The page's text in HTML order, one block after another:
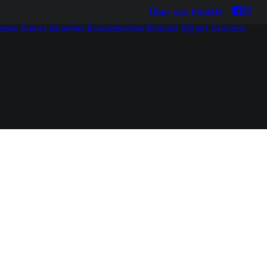
Über uns Kontakt
Events Aktuelles Bonusbierchen Bottcast H(e)art Cartoons